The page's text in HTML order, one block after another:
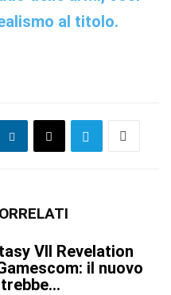
al titolo.
VII Revelation
il nuovo